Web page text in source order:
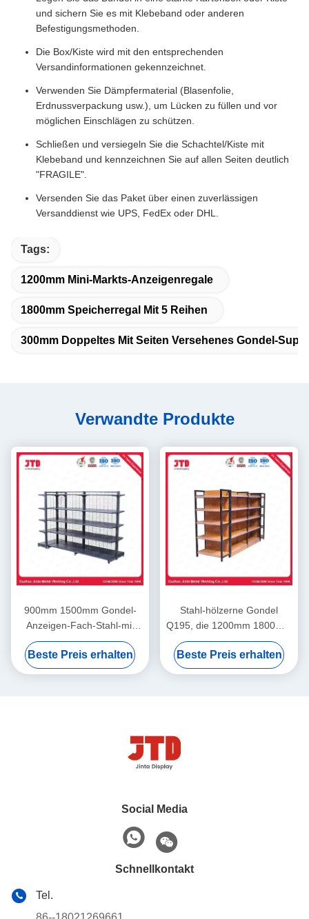
und sichern Sie es mit Klebeband oder anderen
Befestigungsmethoden.
Die Box/Kiste wird mit den entsprechenden
Versandinformationen gekennzeichnet.
Verwenden Sie Dämpfermaterial (Blasenfolie,
Erdnussverpackung usw.), um Lücken zu füllen und vor
möglichen Einschlägen zu schützen.
Schließen und versiegeln Sie die Schachtel/Kiste mit
Klebeband und kennzeichnen Sie auf allen Seiten deutlich
"FRAGILE".
Versenden Sie das Paket über einen zuverlässigen
Versanddienst wie UPS, FedEx oder DHL.
Tags:
1200mm Mini-Markts-Anzeigenregale
1800mm Speicherregal Mit 5 Reihen
300mm Doppeltes Mit Seiten Versehenes Gondel-
Verwandte Produkte
900mm 1500mm Gondel-
Anzeigen-Fach-Stahl-mit
Seiten versehenes Regal
Q195 2
Beste Preis erhalten
Stahl-hölzerne Gondel
Q195, die 1200mm 1800mm
5 Reihen-Speicher-Regal
beiseite legt
Beste Preis erhalten
Social Media
Schnellkontakt
Tel.